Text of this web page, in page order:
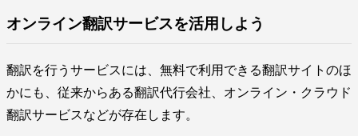
オンライン翻訳サービスを活用しよう
翻訳を行うサービスには、無料で利用できる翻訳サイトのほ
かにも、従来からある翻訳代行会社、オンライン・クラウド
翻訳サービスなどが存在します。